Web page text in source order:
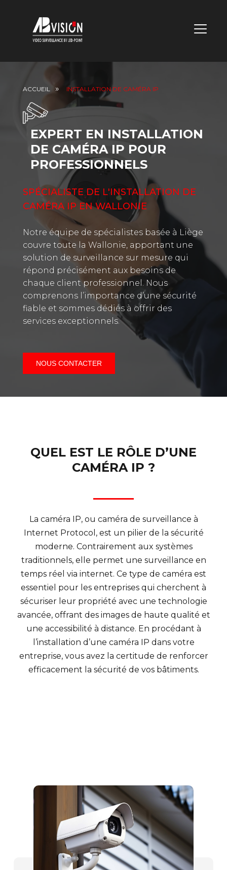
DE
ACCUEIL INSTALLATION DE CAMÉRA IP
EXPERT EN INSTALLATION
DE CAMÉRA IP POUR
PROFESSIONNELS
SPÉCIALISTE DE L'INSTALLATION DE
CAMÉRA IP EN WALLONIE
Notre équipe de spécialistes basée à Liège
couvre toute la Wallonie, apportant une
solution de surveillance sur mesure qui
répond précisément aux besoins de
chaque client professionnel. Nous
comprenons l’importance d’une sécurité
fiable et sommes dédiés à offrir des
services exceptionnels.
NOUS CONTACTER
QUEL EST LE RÔLE D’UNE
CAMÉRA IP ?
La caméra IP, ou caméra de surveillance à
Internet Protocol, est un pilier de la sécurité
moderne. Contrairement aux systèmes
traditionnels, elle permet une surveillance en
temps réel via internet. Ce type de caméra est
essentiel pour les entreprises qui cherchent à
sécuriser leur propriété avec une technologie
avancée, offrant des images de haute qualité et
une accessibilité à distance. En procédant à
l’installation d’une caméra IP dans votre
entreprise, vous avez la certitude de renforcer
efficacement la sécurité de vos bâtiments.